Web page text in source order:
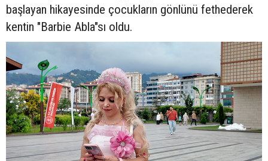
başlayan hikayesinde çocukların gönlünü fethederek
kentin "Barbie Abla"sı oldu.